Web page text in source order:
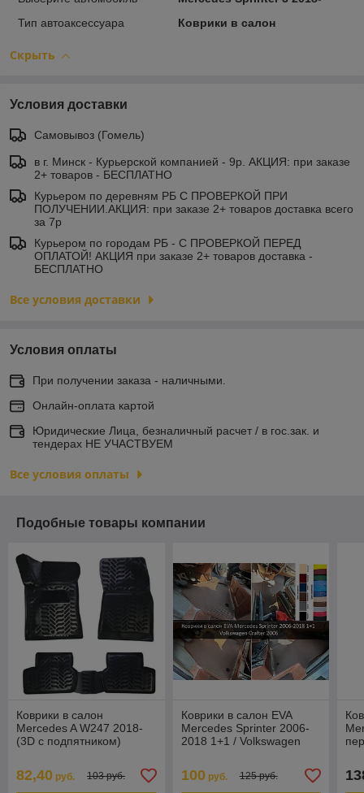
Тип автоаксессуара
Коврики в салон
Скрыть
Условия доставки
Самовывоз (Гомель)
в г. Минск - Курьерской компанией - 9р. АКЦИЯ: при заказе
2+ товаров - БЕСПЛАТНО
Курьером по деревням РБ С ПРОВЕРКОЙ ПРИ
ПОЛУЧЕНИИ.АКЦИЯ: при заказе 2+ товаров доставка всего
за 7р
Курьером по городам РБ - С ПРОВЕРКОЙ ПЕРЕД
ОПЛАТОЙ! АКЦИЯ при заказе 2+ товаров доставка -
БЕСПЛАТНО
Все условия доставки
Условия оплаты
При получении заказа - наличными.
Онлайн-оплата картой
Юридические Лица, безналичный расчет / в гос.зак. и
тендерах НЕ УЧАСТВУЕМ
Все условия оплаты
Подобные товары компании
Коврики в салон
Mercedes A W247 2018-
(3D с подпятником)
82,40 руб. 103 руб.
Коврики в салон EVA
Mercedes Sprinter 2006-
2018 1+1 / Volkswagen
100руб. 125 руб.